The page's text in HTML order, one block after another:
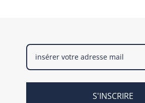
S'INSCRIRE